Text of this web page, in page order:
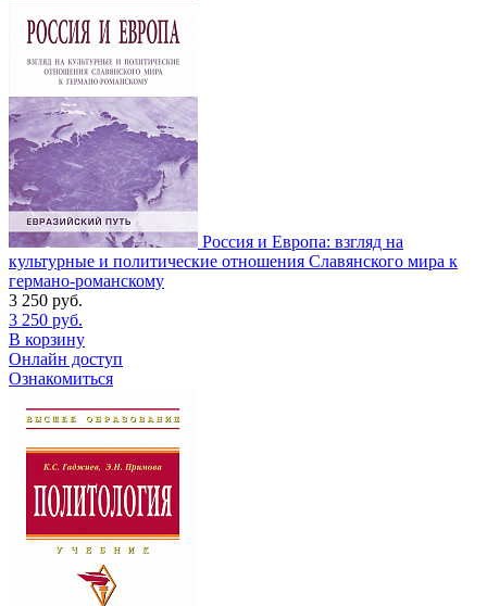
Россия и Европа: взгляд на
культурные и политические отношения Славянского мира к
германо-романскому
3 250 руб.
3 250 руб.
В корзину
Онлайн доступ
Ознакомиться